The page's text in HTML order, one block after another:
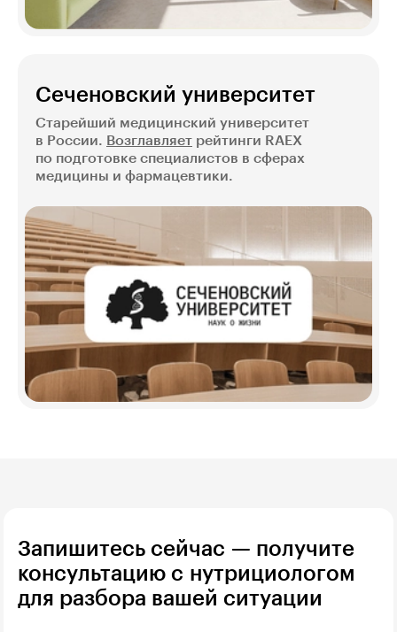
Сеченовский университет
Старейший медицинский университет
в России. Возглавляет рейтинги RAEX
по подготовке специалистов в сферах
медицины и фармацевтики.
Запишитесь сейчас — получите
консультацию с нутрициологом
для разбора вашей ситуации